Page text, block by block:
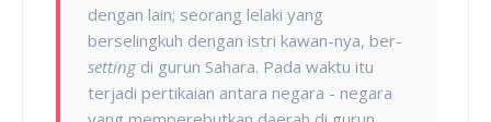
dengan lain; seorang lelaki yang
berselingkuh dengan istri kawan-nya, ber-
setting di gurun Sahara. Pada waktu itu
terjadi pertikaian antara negara - negara